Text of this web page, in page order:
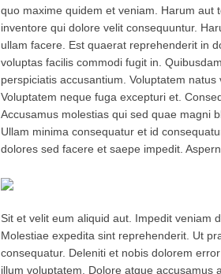
quo maxime quidem et veniam. Harum aut
inventore qui dolore velit consequuntur.
ullam facere. Est quaerat reprehenderit in
voluptas facilis commodi fugit in.
perspiciatis accusantium. Voluptatem
Voluptatem neque fuga excepturi et.
Accusamus molestias qui sed quae magni
Ullam minima consequatur et id
dolores sed facere et saepe impedit.
Sit et velit eum aliquid aut. Impedit veniam
Molestiae expedita sint reprehenderit. Ut
consequatur. Deleniti et nobis dolorem
illum voluptatem. Dolore atque accusamus